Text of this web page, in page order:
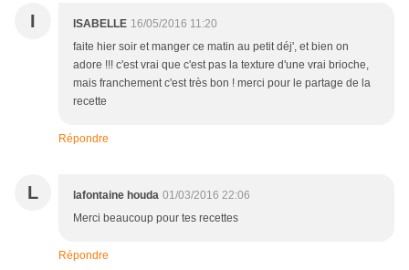
I ISABELLE 16/05/2016 11:20
faite hier soir et manger ce matin au petit déj', et bien on
adore !!! c'est vrai que c'est pas la texture d'une vrai brioche,
mais franchement c'est très bon ! merci pour le partage de la
recette
Répondre
L lafontaine houda 01/03/2016 22:06
Merci beaucoup pour tes recettes
Répondre